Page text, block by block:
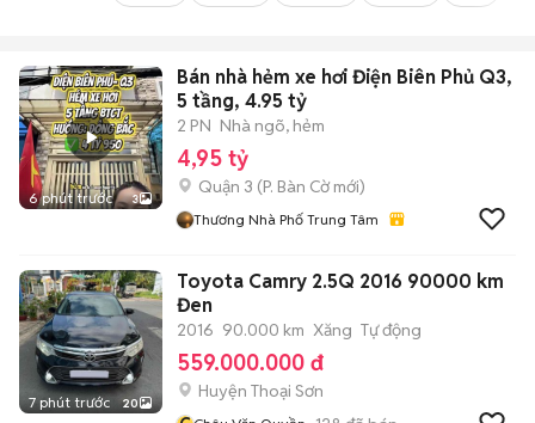
6 phút trước 3
Bán nhà hẻm xe hơi Điện Biên Phủ Q3,
5 tầng, 4.95 tỷ
2 PN Nhà ngõ, hẻm
4,95 tỷ
Quận 3 (P. Bàn Cờmới)
Thương Nhà Phố Trung Tâm
7 phút trước 20
Toyota Camry 2.5Q 2016 90000 km
Đen
2016 90.000 km Xăng Tự động
559.000.000 đ
Huyện Thoại Sơn